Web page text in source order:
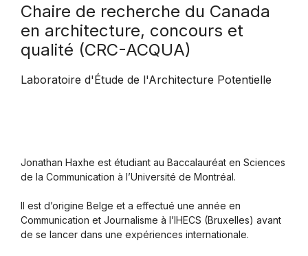
Chaire de recherche du Canada
en architecture, concours et
qualité (CRC-ACQUA)
Laboratoire d'Étude de l'Architecture Potentielle
Jonathan Haxhe est étudiant au Baccalauréat en Sciences
de la Communication à l’Université de Montréal.
Il est d’origine Belge et a effectué une année en
Communication et Journalisme à l’IHECS (Bruxelles) avant
de se lancer dans une expériences internationale.